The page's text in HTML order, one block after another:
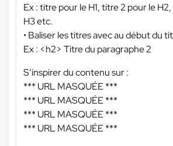
Ex : titre pour le H1, titre 2 pour le
H3 etc.
• Baliser les titres avec au début du
Ex : <h2> Titre du paragraphe 2
S’inspirer du contenu sur :
*** URL MASQUÉE ***
*** URL MASQUÉE ***
*** URL MASQUÉE ***
*** URL MASQUÉE ***